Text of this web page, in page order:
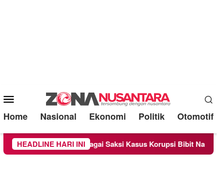
Mobile
Menu
Home Nasional Ekonomi Politik Otomotif
HEADLINE HARI INI
Sebagai Saksi Kasus Korupsi Bibit Nanas Sulsel Rp